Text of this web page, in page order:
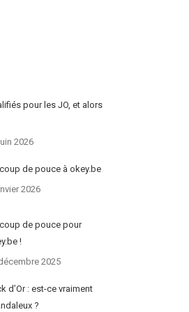
pour les JO, et alors
2026
de pouce à okey.be
2026
de pouce pour
!
2025
d’Or : est-ce vraiment
?